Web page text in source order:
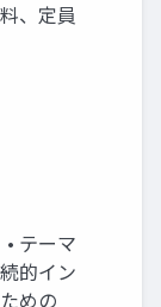
、定員
テーマ
的イン
めの